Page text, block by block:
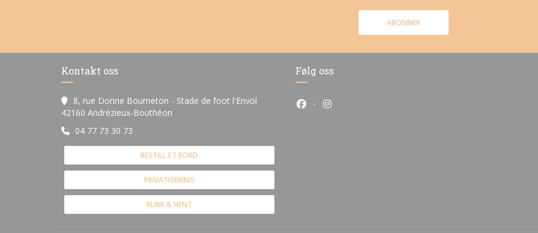
ABONNER
Kontakt oss
8, rue Dorine Bourneton - Stade de foot l'Envol
42160 Andrézieux-Bouthéon
04 77 73 30 73
BESTILL ET BORD
PRIVATISERING
KLIKK & HENT
Følg oss
Facebook ((åpner i et nytt vindu))
Instagram ((åpner i et nytt vindu))